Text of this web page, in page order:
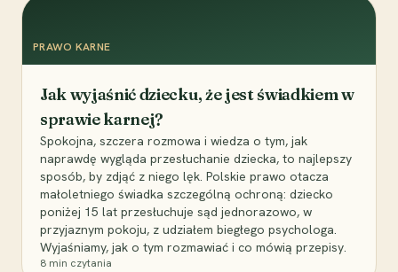
PRAWO KARNE
Jak wyjaśnić dziecku, że jest świadkiem w
sprawie karnej?
Spokojna, szczera rozmowa i wiedza o tym, jak
naprawdę wygląda przesłuchanie dziecka, to najlepszy
sposób, by zdjąć z niego lęk. Polskie prawo otacza
małoletniego świadka szczególną ochroną: dziecko
poniżej 15 lat przesłuchuje sąd jednorazowo, w
przyjaznym pokoju, z udziałem biegłego psychologa.
Wyjaśniamy, jak o tym rozmawiać i co mówią przepisy.
8 min czytania